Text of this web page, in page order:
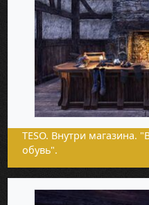
TESO. Внутри магазина.
обувь".